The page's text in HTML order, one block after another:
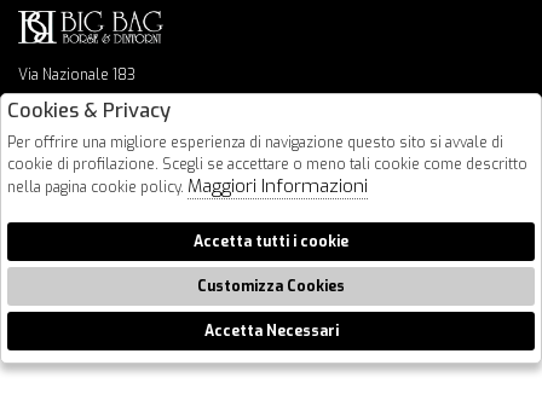
Via Nazionale 183
64026 Roseto Degli Abruzzi
info@bigbagshoponline.it
follow us
2026 BigBag - P.iva : 00916940679 Powered by
🍪
Cookies & Privacy
Per offrire una migliore esperienza di navigazione questo sito si avvale di
cookie di profilazione. Scegli se accettare o meno tali cookie come descritto
nella pagina cookie policy. Maggiori Informazioni
Accetta tutti i cookie
Customizza Cookies
Accetta Necessari